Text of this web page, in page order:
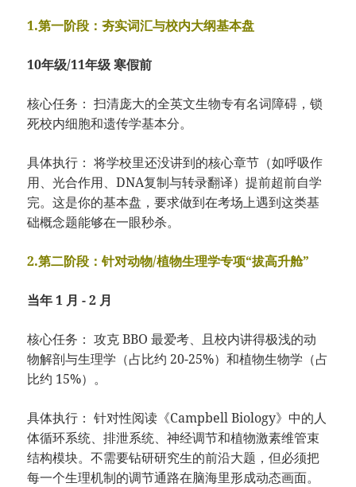
1.第一阶段：夯实词汇与校内大纲基本盘
10年级/11年级 寒假前
核心任务： 扫清庞大的全英文生物专有名词障碍，锁
死校内细胞和遗传学基本分。
具体执行： 将学校里还没讲到的核心章节（如呼吸作
用、光合作用、DNA复制与转录翻译）提前超前自学
完。这是你的基本盘，要求做到在考场上遇到这类基
础概念题能够在一眼秒杀。
2.第二阶段：针对动物/植物生理学专项“拔高升舱”
当年 1 月 - 2 月
核心任务： 攻克 BBO 最爱考、且校内讲得极浅的动
物解剖与生理学（占比约 20-25%）和植物生物学（占
比约 15%）。
具体执行： 针对性阅读《Campbell Biology》中的人
体循环系统、排泄系统、神经调节和植物激素维管束
结构模块。不需要钻研研究生的前沿大题，但必须把
每一个生理机制的调节通路在脑海里形成动态画面。